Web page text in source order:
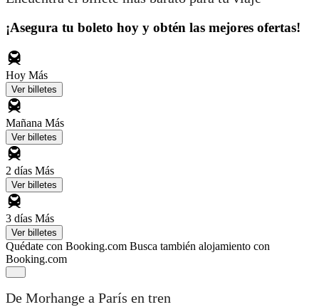
¡Asegura tu boleto hoy y obtén las mejores ofertas!
Hoy Más
Ver billetes
Mañana Más
Ver billetes
2 días Más
Ver billetes
3 días Más
Ver billetes
Quédate con Booking.com Busca también alojamiento con
Booking.com
De Morhange a París en tren